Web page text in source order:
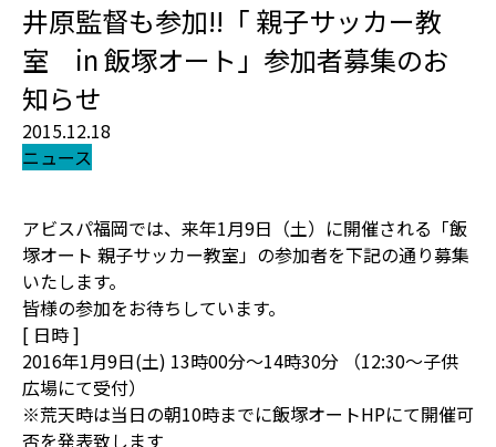
井原監督も参加!!「 親子サッカー教
室 in 飯塚オート」参加者募集のお
知らせ
2015.12.18
ニュース
アビスパ福岡では、来年1月9日（土）に開催される「飯
塚オート 親子サッカー教室」の参加者を下記の通り募集
いたします。
皆様の参加をお待ちしています。
[ 日時 ]
2016年1月9日(土) 13時00分～14時30分 （12:30～子供
広場にて受付）
※荒天時は当日の朝10時までに飯塚オートHPにて開催可
否を発表致します